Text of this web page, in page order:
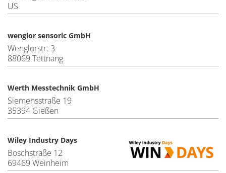
US
wenglor sensoric GmbH
Wenglorstr. 3
88069 Tettnang
Werth Messtechnik GmbH
Siemensstraße 19
35394 Gießen
Wiley Industry Days
Boschstraße 12
69469 Weinheim